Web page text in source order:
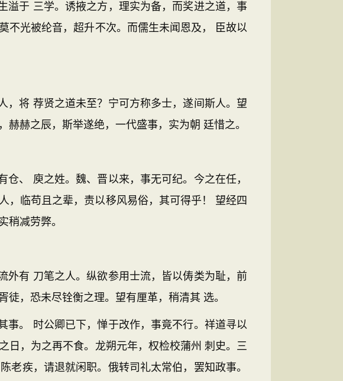
于 三学。诱掖之方，理实为备，而奖进之道，事
不光被纶音，超升不次。而儒生未闻恩及， 臣故以
将 荐贤之道未至？宁可方称多士，遂间斯人。望
赫之辰，斯举遂绝，一代盛事，实为朝 廷惜之。
、 庾之姓。魏、晋以来，事无可纪。今之在任，
，临苟且之辈，责以移风易俗，其可得乎！ 望经四
稍减劳弊。
有 刀笔之人。纵欲参用士流，皆以俦类为耻，前
，恐未尽铨衡之理。望有厘革，稍清其 选。
。 时公卿已下，惮于改作，事竟不行。祥道寻以
日，为之再不食。龙朔元年，权检校蒲州 刺史。三
老疾，请退就闲职。俄转司礼太常伯，罢知政事。